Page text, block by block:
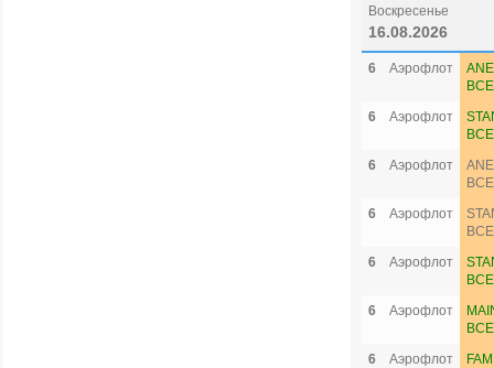
Воскресенье
16.08.2026
6 Аэрофлот
6
Аэрофлот
6
Аэрофлот
6
Аэрофлот
6
Аэрофлот
6
Аэрофлот
6
Аэрофлот